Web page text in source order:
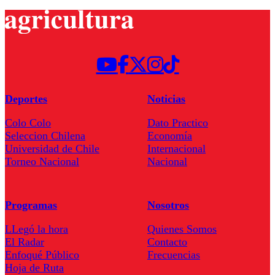
Deportes
Colo Colo
Seleccion Chilena
Universidad de Chile
Torneo Nacional
Noticias
Dato Practico
Economía
Internacional
Nacional
Programas
LLegó la hora
El Radar
Enfoqué Público
Hoja de Ruta
Nosotros
Quienes Somos
Contacto
Frecuencias